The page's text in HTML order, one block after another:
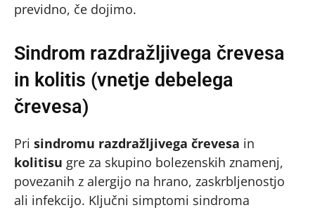
previdno, če dojimo.
Sindrom razdražljivega črevesa
in kolitis (vnetje debelega
črevesa)
Pri sindromu razdražljivega črevesa in
kolitisu gre za skupino bolezenskih znamenj,
povezanih z alergijo na hrano, zaskrbljenostjo
ali infekcijo. Ključni simptomi sindroma